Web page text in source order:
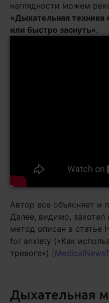
наглядности можем
«Дыхательная
или быстро заснуть»:
Автор все объясняет и
Далее, видимо, захотел
метод описан в статье
for anxiety («Как
тревоге») [
Дыхательная